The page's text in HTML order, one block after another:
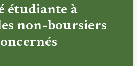
étudiante à
non-boursiers